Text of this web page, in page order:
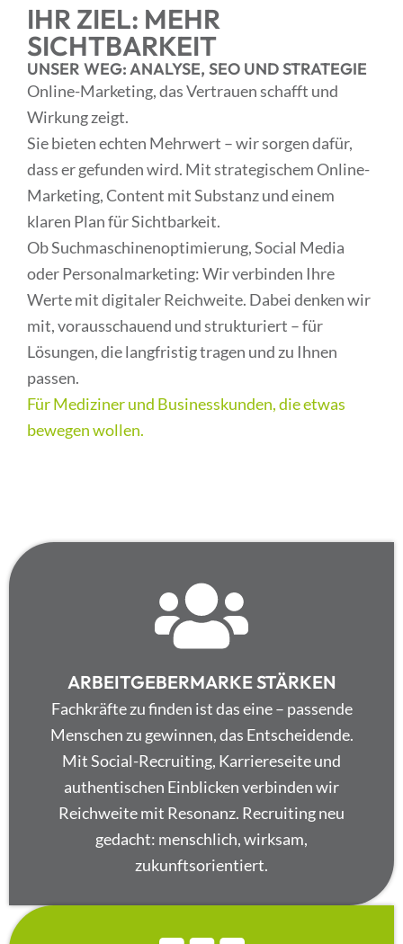
IHR ZIEL: MEHR
SICHTBARKEIT
UNSER WEG: ANALYSE, SEO UND STRATEGIE
Online-Marketing, das Vertrauen schafft und
Wirkung zeigt.
Sie bieten echten Mehrwert – wir sorgen dafür,
dass er gefunden wird. Mit strategischem Online-
Marketing, Content mit Substanz und einem
klaren Plan für Sichtbarkeit.
Ob Suchmaschinenoptimierung, Social Media
oder Personalmarketing: Wir verbinden Ihre
Werte mit digitaler Reichweite. Dabei denken wir
mit, vorausschauend und strukturiert – für
Lösungen, die langfristig tragen und zu Ihnen
passen.
Für Mediziner und Businesskunden, die etwas
bewegen wollen.
ARBEITGEBERMARKE STÄRKEN
Fachkräfte zu finden ist das eine – passende
Menschen zu gewinnen, das Entscheidende.
Mit Social-Recruiting, Karriereseite und
authentischen Einblicken verbinden wir
Reichweite mit Resonanz. Recruiting neu
gedacht: menschlich, wirksam,
zukunftsorientiert.